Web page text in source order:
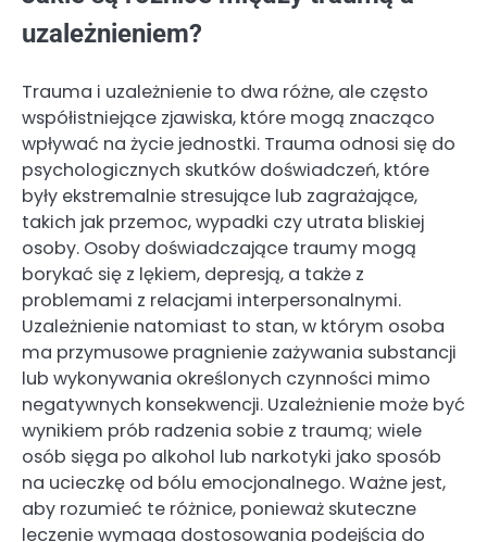
uzależnieniem?
Trauma i uzależnienie to dwa różne, ale często
współistniejące zjawiska, które mogą znacząco
wpływać na życie jednostki. Trauma odnosi się do
psychologicznych skutków doświadczeń, które
były ekstremalnie stresujące lub zagrażające,
takich jak przemoc, wypadki czy utrata bliskiej
osoby. Osoby doświadczające traumy mogą
borykać się z lękiem, depresją, a także z
problemami z relacjami interpersonalnymi.
Uzależnienie natomiast to stan, w którym osoba
ma przymusowe pragnienie zażywania substancji
lub wykonywania określonych czynności mimo
negatywnych konsekwencji. Uzależnienie może być
wynikiem prób radzenia sobie z traumą; wiele
osób sięga po alkohol lub narkotyki jako sposób
na ucieczkę od bólu emocjonalnego. Ważne jest,
aby rozumieć te różnice, ponieważ skuteczne
leczenie wymaga dostosowania podejścia do